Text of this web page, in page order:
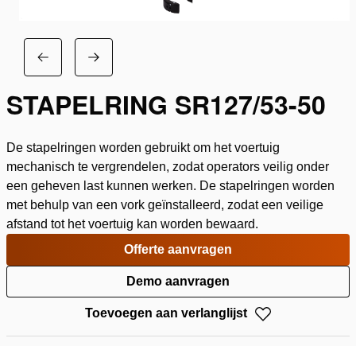
STAPELRING SR127/53-50
De stapelringen worden gebruikt om het voertuig
mechanisch te vergrendelen, zodat operators veilig onder
een geheven last kunnen werken. De stapelringen worden
met behulp van een vork geïnstalleerd, zodat een veilige
afstand tot het voertuig kan worden bewaard.
Offerte aanvragen
Demo aanvragen
Toevoegen aan verlanglijst